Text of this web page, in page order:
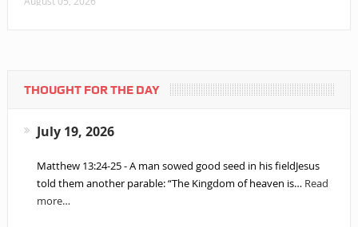
THOUGHT FOR THE DAY
July 19, 2026
Matthew 13:24-25 - A man sowed good seed in his fieldJesus
told them another parable: “The Kingdom of heaven is… Read
more…